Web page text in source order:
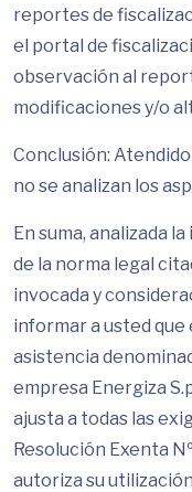
reportes de
el portal de
observación al
modificaciones y/o
Conclusión:
no se analizan los
En suma, analizada
de la norma legal
invocada y
informar a usted
asistencia
empresa Energiza
ajusta a todas las
Resolución Exenta
autoriza su